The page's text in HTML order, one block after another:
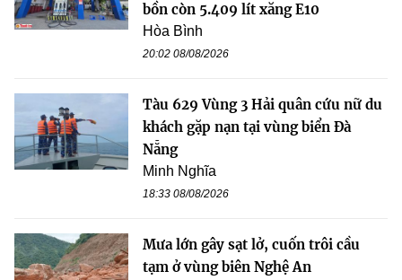
bồn còn 5.409 lít xăng E10
Hòa Bình
20:02 08/08/2026
Tàu 629 Vùng 3 Hải quân cứu nữ du
khách gặp nạn tại vùng biển Đà
Nẵng
Minh Nghĩa
18:33 08/08/2026
Mưa lớn gây sạt lở, cuốn trôi cầu
tạm ở vùng biên Nghệ An